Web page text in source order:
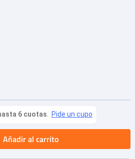
Añadir al carrito